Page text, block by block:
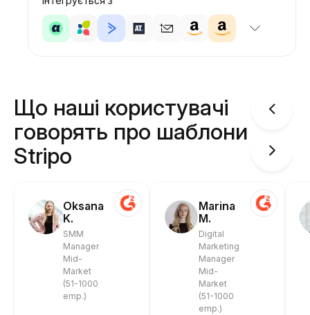
Що наші користувачі
говорять про шаблони
Stripo
Oksana
K.
SMM
Manager
Mid-
Market
(51-1000
emp.)
Marina
M.
Digital
Marketing
Manager
Mid-
Market
(51-1000
emp.)